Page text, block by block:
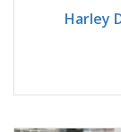
Harley